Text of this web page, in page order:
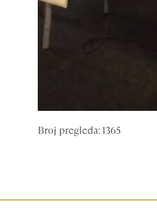
Broj pregleda: 1365